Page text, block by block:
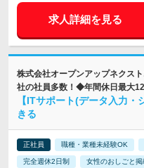
求人詳細を見る
株式会社オープンアップネクス
社の社員多数！◆年間休日最大
【ITサポート(データ入力
きる
正社員 職種・業種未経験OK
完全週休2日制 女性のおしごと掲